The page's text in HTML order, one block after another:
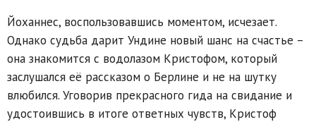
Йоханнес, воспользовавшись моментом, исчезает.
Однако судьба дарит Ундине новый шанс на счастье –
она знакомится с водолазом Кристофом, который
заслушался её рассказом о Берлине и не на шутку
влюбился. Уговорив прекрасного гида на свидание и
удостоившись в итоге ответных чувств, Кристоф